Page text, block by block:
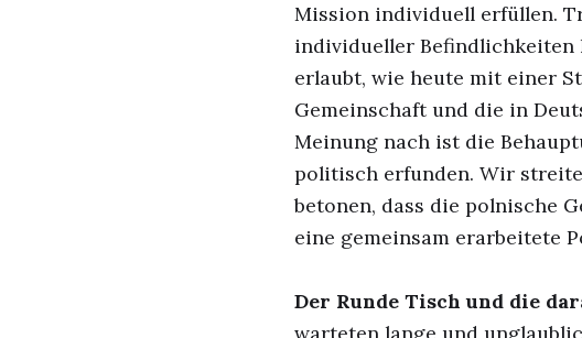
Mission individuell erfüllen.
individueller Befindlichkeiten
erlaubt, wie heute mit einer
Gemeinschaft und die in
Meinung nach ist die
politisch erfunden. Wir
betonen, dass die polnische
eine gemeinsam erarbeitete
Der Runde Tisch und die